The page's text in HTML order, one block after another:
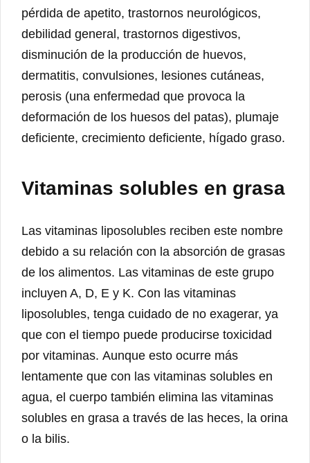
pérdida de apetito, trastornos neurológicos,
debilidad general, trastornos digestivos,
disminución de la producción de huevos,
dermatitis, convulsiones, lesiones cutáneas,
perosis (una enfermedad que provoca la
deformación de los huesos del patas), plumaje
deficiente, crecimiento deficiente, hígado graso.
Vitaminas solubles en grasa
Las vitaminas liposolubles reciben este nombre
debido a su relación con la absorción de grasas
de los alimentos. Las vitaminas de este grupo
incluyen A, D, E y K. Con las vitaminas
liposolubles, tenga cuidado de no exagerar, ya
que con el tiempo puede producirse toxicidad
por vitaminas. Aunque esto ocurre más
lentamente que con las vitaminas solubles en
agua, el cuerpo también elimina las vitaminas
solubles en grasa a través de las heces, la orina
o la bilis.